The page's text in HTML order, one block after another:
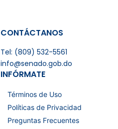
CONTÁCTANOS
Tel: (809) 532-5561
info@senado.gob.do
INFÓRMATE
Términos de Uso
Políticas de Privacidad
Preguntas Frecuentes